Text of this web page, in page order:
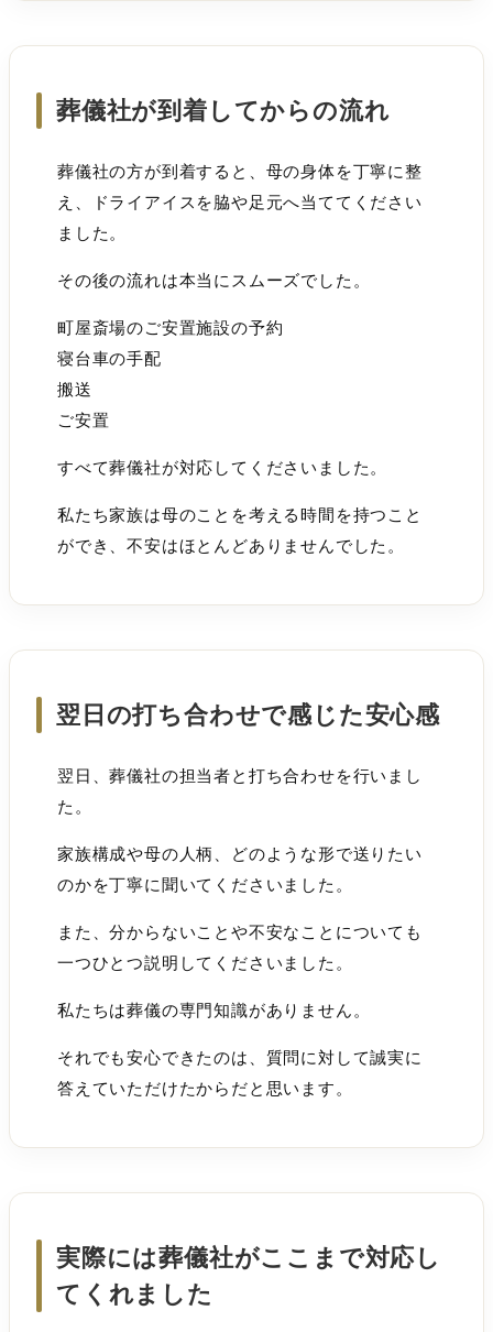
葬儀社が到着してからの流れ
葬儀社の方が到着すると、母の身体を丁寧に整
え、ドライアイスを脇や足元へ当ててください
ました。
その後の流れは本当にスムーズでした。
町屋斎場のご安置施設の予約
寝台車の手配
搬送
ご安置
すべて葬儀社が対応してくださいました。
私たち家族は母のことを考える時間を持つこと
ができ、不安はほとんどありませんでした。
翌日の打ち合わせで感じた安心感
翌日、葬儀社の担当者と打ち合わせを行いまし
た。
家族構成や母の人柄、どのような形で送りたい
のかを丁寧に聞いてくださいました。
また、分からないことや不安なことについても
一つひとつ説明してくださいました。
私たちは葬儀の専門知識がありません。
それでも安心できたのは、質問に対して誠実に
答えていただけたからだと思います。
実際には葬儀社がここまで対応し
てくれました